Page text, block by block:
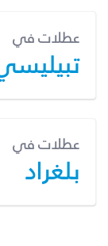
عطلات في
عطلات في
بلغراد